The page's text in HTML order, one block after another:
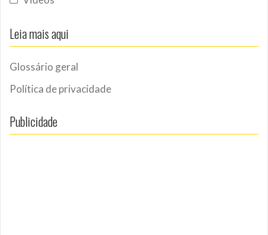
Leia mais aqui
Glossário geral
Política de privacidade
Publicidade